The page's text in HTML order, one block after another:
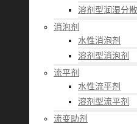
溶剂型润湿分
消泡剂
水性消泡剂
溶剂型消泡剂
流平剂
水性流平剂
溶剂型流平剂
流变助剂